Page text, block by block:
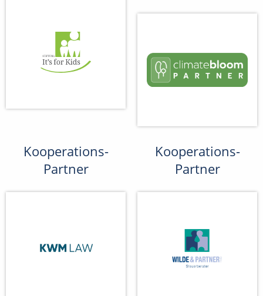
Kooperations-
Partner
Kooperations-
Partner